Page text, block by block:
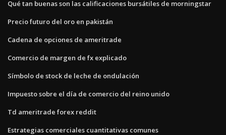
Qué tan buenas son las calificaciones bursátiles de morningstar
Precio futuro del oro en pakistán
Cadena de opciones de ameritrade
Comercio de margen de fx explicado
Símbolo de stock de leche de ondulación
Impuesto sobre el día de comercio del reino unido
Td ameritrade forex reddit
Estrategias comerciales cuantitativas comunes